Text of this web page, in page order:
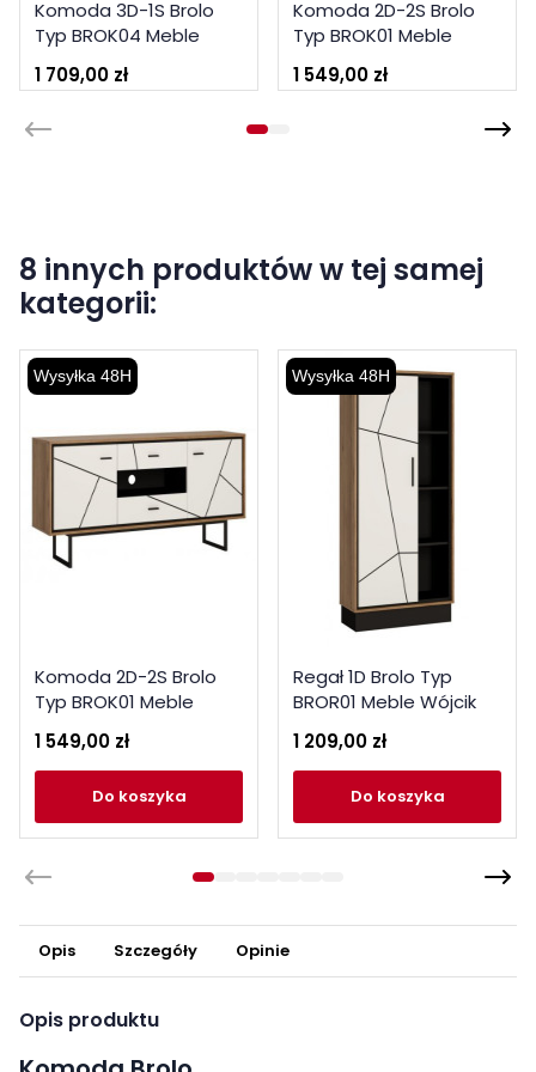
Komoda 3D-1S Brolo
Typ BROK04 Meble
1 709,00 zł
Komoda 2D-2S Brolo
Typ BROK01 Meble
1 549,00 zł
8 innych produktów w tej samej
kategorii:
Wysyłka 48H
Komoda 2D-2S Brolo
Typ BROK01 Meble
1 549,00 zł
do koszyka
Wysyłka 48H
Regał 1D Brolo Typ
BROR01 Meble Wójcik
1 209,00 zł
do koszyka
Opis Szczegóły Opinie
Opis produktu